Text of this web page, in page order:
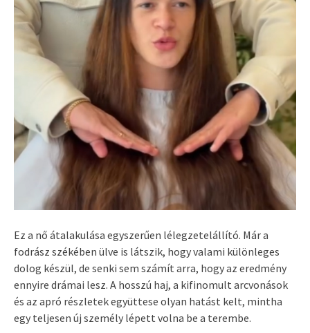
Ez a nő átalakulása egyszerűen lélegzetelállító. Már a
fodrász székében ülve is látszik, hogy valami különleges
dolog készül, de senki sem számít arra, hogy az eredmény
ennyire drámai lesz. A hosszú haj, a kifinomult arcvonások
és az apró részletek együttese olyan hatást kelt, mintha
egy teljesen új személy lépett volna be a terembe.